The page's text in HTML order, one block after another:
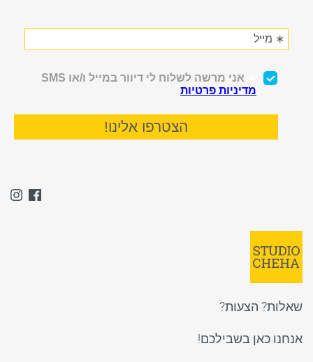
שאלות? הצעות?
אנחנו כאן בשבילכם!